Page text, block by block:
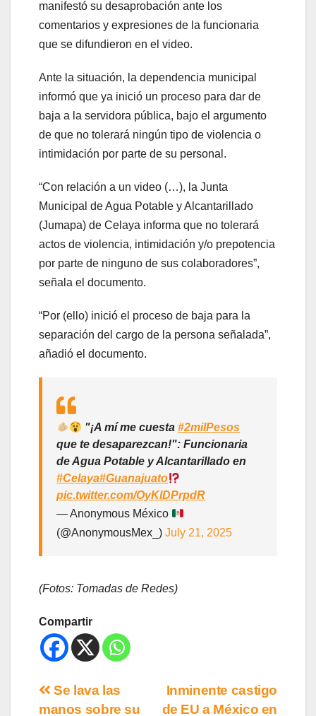
manifestó su desaprobación ante los
comentarios y expresiones de la funcionaria
que se difundieron en el video.
Ante la situación, la dependencia municipal
informó que ya inició un proceso para dar de
baja a la servidora pública, bajo el argumento
de que no tolerará ningún tipo de violencia o
intimidación por parte de su personal.
“Con relación a un video (…), la Junta
Municipal de Agua Potable y Alcantarillado
(Jumapa) de Celaya informa que no tolerará
actos de violencia, intimidación y/o prepotencia
por parte de ninguno de sus colaboradores”,
señala el documento.
“Por (ello) inició el proceso de baja para la
separación del cargo de la persona señalada”,
añadió el documento.
"¡A mí me cuesta#2milPesos
que te desaparezcan!": Funcionaria
de Agua Potable y Alcantarillado en
#Celaya#Guanajuato
pic.twitter.com/OyKIDPrpdR
— Anonymous México
(@AnonymousMex_) July 21, 2025
(Fotos: Tomadas de Redes)
Compartir
Inminente castigo
de EU a México en
Se lava las
manos sobre su